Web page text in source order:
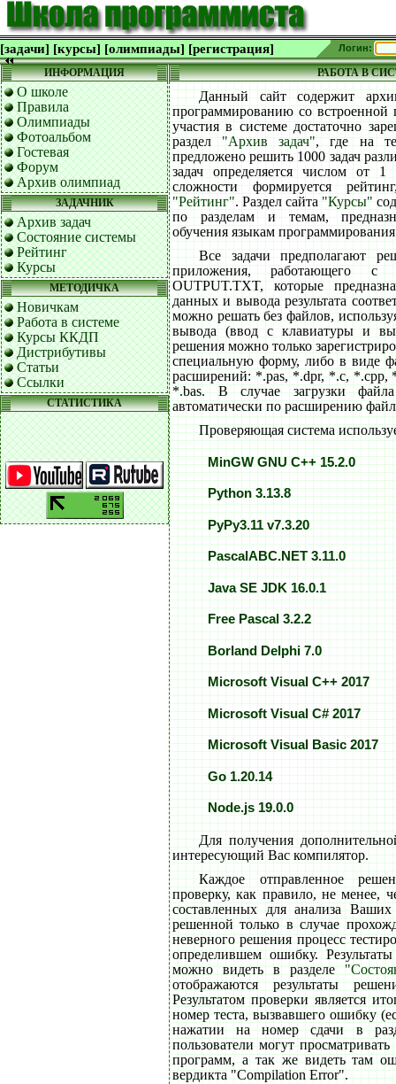
[задачи] [курсы] [олимпиады] [регистрация] Логин:
ИНФОРМАЦИЯ
О школе
Правила
Олимпиады
Фотоальбом
Гостевая
Форум
Архив олимпиад
ЗАДАЧНИК
Архив задач
Состояние системы
Рейтинг
Курсы
МЕТОДИЧКА
Новичкам
Работа в системе
Курсы ККДП
Дистрибутивы
Статьи
Ссылки
СТАТИСТИКА
РАБОТА В
Данный сайт содержит
программированию со
участия в системе достаточно
раздел"Архив задач", где на
предложено решить 1000 задач
задач определяется числом от
сложности формируется
"Рейтинг". Раздел сайта"Курсы"
по разделам и темам,
обучения языкам
Все задачи предполагают
приложения, работающего
OUTPUT.TXT, которые
данных и вывода результата
можно решать без файлов,
вывода (ввод с клавиатуры и
решения можно только
специальную форму, либо в виде
расширений: *.pas, *.dpr, *.c,
*.bas. В случае загрузки файла
автоматически по расширению
Проверяющая система
MinGW GNU C++ 15.2.0
Python 3.13.8
PyPy3.11 v7.3.20
PascalABC.NET 3.11.0
Java SE JDK 16.0.1
Free Pascal 3.2.2
Borland Delphi 7.0
Microsoft Visual C++ 2017
Microsoft Visual C# 2017
Microsoft Visual Basic 2017
Go 1.20.14
Node.js 19.0.0
Для получения
интересующий Вас компилятор.
Каждое отправленное
проверку, как правило, не менее,
составленных для анализа Ваших
решенной только в случае
неверного решения процесс
определившем ошибку.
можно видеть в разделе
отображаются результаты
Результатом проверки является
номер теста, вызвавшего ошибку
нажатии на номер сдачи в
пользователи могут
программ, а так же видеть там
вердикта "Compilation Error".